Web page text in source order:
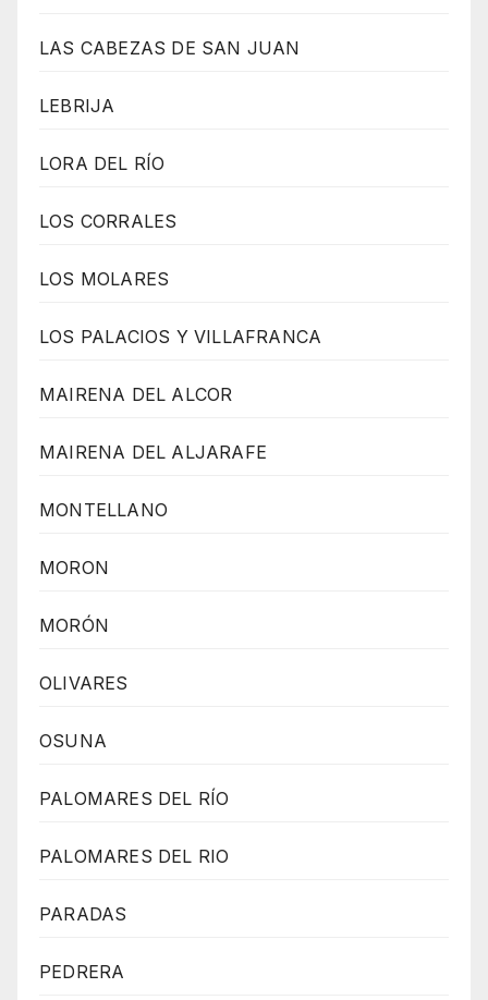
LAS CABEZAS DE SAN JUAN
LEBRIJA
LORA DEL RÍO
LOS CORRALES
LOS MOLARES
LOS PALACIOS Y VILLAFRANCA
MAIRENA DEL ALCOR
MAIRENA DEL ALJARAFE
MONTELLANO
MORON
MORÓN
OLIVARES
OSUNA
PALOMARES DEL RÍO
PALOMARES DEL RIO
PARADAS
PEDRERA